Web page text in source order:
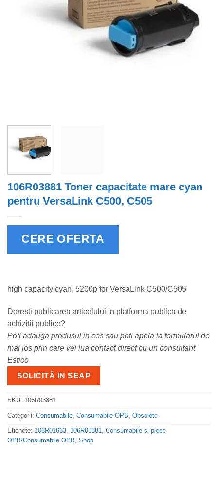
106R03881 Toner capacitate mare cyan
pentru VersaLink C500, C505
CERE OFERTA
high capacity cyan, 5200p for VersaLink C500/C505
Doresti publicarea articolului in platforma publica de
achizitii publice?
Poti adauga produsul in cos sau poti apela la formularul de
mai jos prin care vei lua contact direct cu un consultant
Estico
SOLICITĂ IN SEAP
SKU: 106R03881
Categorii: Consumabile, Consumabile OPB, Obsolete
Etichete: 106R01633, 106R03881, Consumabile si piese
OPB/Consumabile OPB, Shop